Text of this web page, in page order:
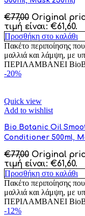
€77,00 Original
τιμή είναι: €61,60.
Προσθήκη στο καλάθι
Πακέτο περιποίησης
μαλλιά και λάμψη, με
ΠΕΡΙΛΑΜΒΑΝΕΙ
-20%
Quick view
Add to wishlist
Bio Botanic Oil
Conditioner 500ml,
€77,00 Original
τιμή είναι: €61,60.
Προσθήκη στο καλάθι
Πακέτο περιποίησης
μαλλιά και λάμψη, με
ΠΕΡΙΛΑΜΒΑΝΕΙ
-12%